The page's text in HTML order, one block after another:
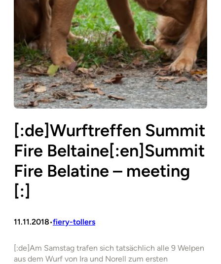
[:de]Wurftreffen Summit
Fire Beltaine[:en]Summit
Fire Belatine – meeting
[:]
11.11.2018•fiery-tollers
[:de]Am Samstag trafen sich tatsächlich alle 9 Welpen
aus dem Wurf von Ira und Norell zum ersten